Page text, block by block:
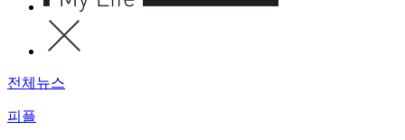
전체뉴스
피플